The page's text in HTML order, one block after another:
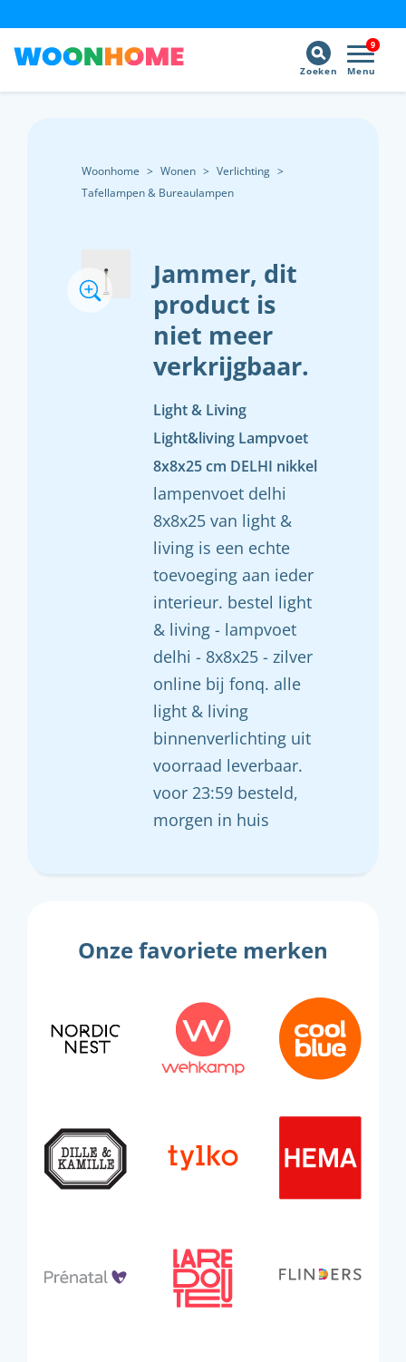
9
Menu
Zoeken
Woonhome > Wonen > Verlichting >
Tafellampen & Bureaulampen
Jammer, dit
product is
niet meer
verkrijgbaar.
Light & Living
Light&living Lampvoet
8x8x25 cm DELHI nikkel
lampenvoet delhi
8x8x25 van light &
living is een echte
toevoeging aan ieder
interieur. bestel light
& living - lampvoet
delhi - 8x8x25 - zilver
online bij fonq. alle
light & living
binnenverlichting uit
voorraad leverbaar.
voor 23:59 besteld,
morgen in huis
Onze favoriete merken